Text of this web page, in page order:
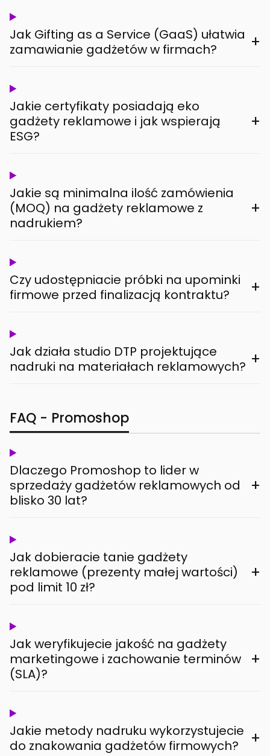
Jak Gifting as a Service (GaaS) ułatwia
zamawianie gadżetów w firmach?
+
Jakie certyfikaty posiadają eko
gadżety reklamowe i jak wspierają
ESG?
+
Jakie są minimalna ilość zamówienia
(MOQ) na gadżety reklamowe z
nadrukiem?
+
Czy udostępniacie próbki na upominki
firmowe przed finalizacją kontraktu?
+
Jak działa studio DTP projektujące
nadruki na materiałach reklamowych? +
FAQ - Promoshop
Dlaczego Promoshop to lider w
sprzedaży gadżetów reklamowych od
blisko 30 lat?
+
Jak dobieracie tanie gadżety
reklamowe (prezenty małej wartości)
pod limit 10 zł?
+
Jak weryfikujecie jakość na gadżety
marketingowe i zachowanie terminów
(SLA)?
+
Jakie metody nadruku wykorzystujecie
do znakowania gadżetów firmowych?
+